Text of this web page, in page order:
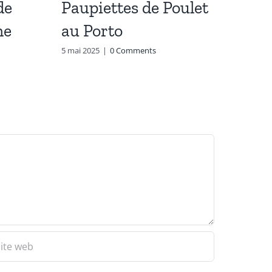
Paupiettes de Poulet
au Porto
5 mai 2025 | 0 Comments